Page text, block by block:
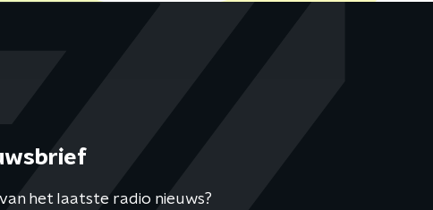
het laatste radio nieuws?